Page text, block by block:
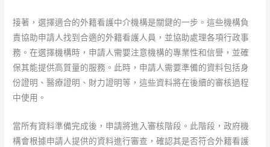
接著，選擇適合的外籍看護中介機構是關鍵的一步。這些機構負
責協助申請人找到合適的外籍看護人員，並協助處理各項行政事
務。在選擇機構時，申請人需要注意機構的專業性和信譽，並確
保其能提供高質量的服務。此時，申請人需要準備的資料包括身
份證明、醫療證明、財力證明等，這些資料將在後續的審核過程
中使用。
當所有資料準備完成後，申請將進入審核階段。此階段，政府機
構會根據申請人提供的資料進行審查，確認其是否符合外籍看護